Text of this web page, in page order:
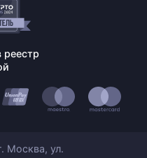
реестр
Москва, ул.